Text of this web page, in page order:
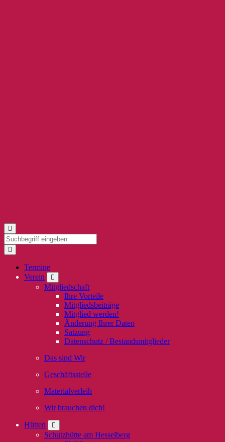
Termine
Verein
Mitgliedschaft
Ihre Vorteile
Mitgliedsbeiträge
Mitglied werden!
Änderung Ihrer Daten
Satzung
Datenschutz / Bestandsmitglieder
Das sind Wir
Geschäftsstelle
Materialverleih
Wir brauchen dich!
Hütten
Schutzhütte am Hesselberg